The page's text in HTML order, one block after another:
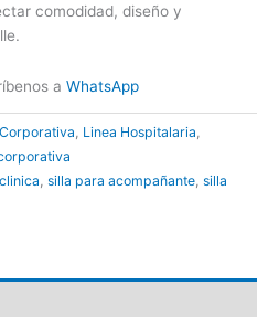
comodidad, diseño y
a WhatsApp
, Linea Hospitalaria,
, silla para acompañante, silla